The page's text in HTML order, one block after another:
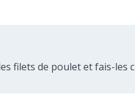
filets de poulet et fais-les